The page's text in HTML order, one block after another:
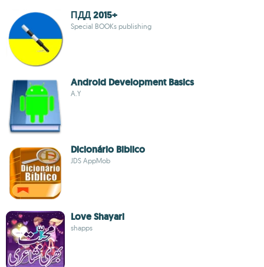
ПДД 2015+
Special BOOKs publishing
Android Development Basics
A.Y
Dicionário Biblico
JDS AppMob
Love Shayari
shapps